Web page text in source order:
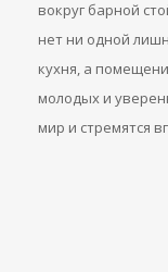
вокруг барной
нет ни одной
кухня, а
молодых и
мир и стремятся